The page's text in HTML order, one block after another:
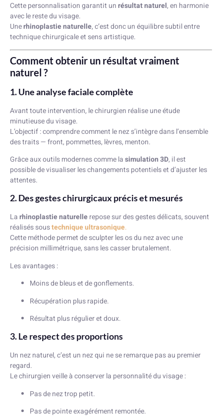
Cette personnalisation garantit unrésultat naturel, en harmonie
avec le reste du visage.
Unerhinoplastie naturelle, c’est donc un équilibre subtil entre
technique chirurgicale et sens artistique.
Comment obtenir un résultat vraiment
naturel ?
1. Une analyse faciale complète
Avant toute intervention, le chirurgien réalise une étude
minutieuse du visage.
L’objectif : comprendre comment le nez s’intègre dans l’ensemble
des traits — front, pommettes, lèvres, menton.
Grâce aux outils modernes comme lasimulation 3D, il est
possible de visualiser les changements potentiels et d’ajuster les
attentes.
2. Des gestes chirurgicaux précis et mesurés
Larhinoplastie naturellerepose sur des gestes délicats, souvent
réalisés soustechnique ultrasonique.
Cette méthode permet de sculpter les os du nez avec une
précision millimétrique, sans les casser brutalement.
Les avantages :
Moins de bleus et de gonflements.
Récupération plus rapide.
Résultat plus régulier et doux.
3. Le respect des proportions
Un nez naturel, c’est un nez qui ne se remarque pas au premier
regard.
Le chirurgien veille à conserver la personnalité du visage :
Pas de nez trop petit.
Pas de pointe exagérément remontée.